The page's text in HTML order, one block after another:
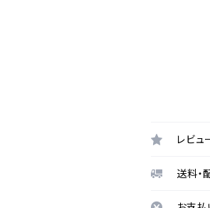
レビュ
送料・